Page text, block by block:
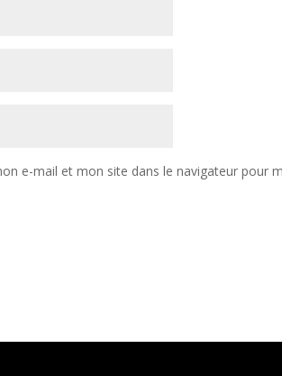
e-mail et mon site dans le navigateur pour